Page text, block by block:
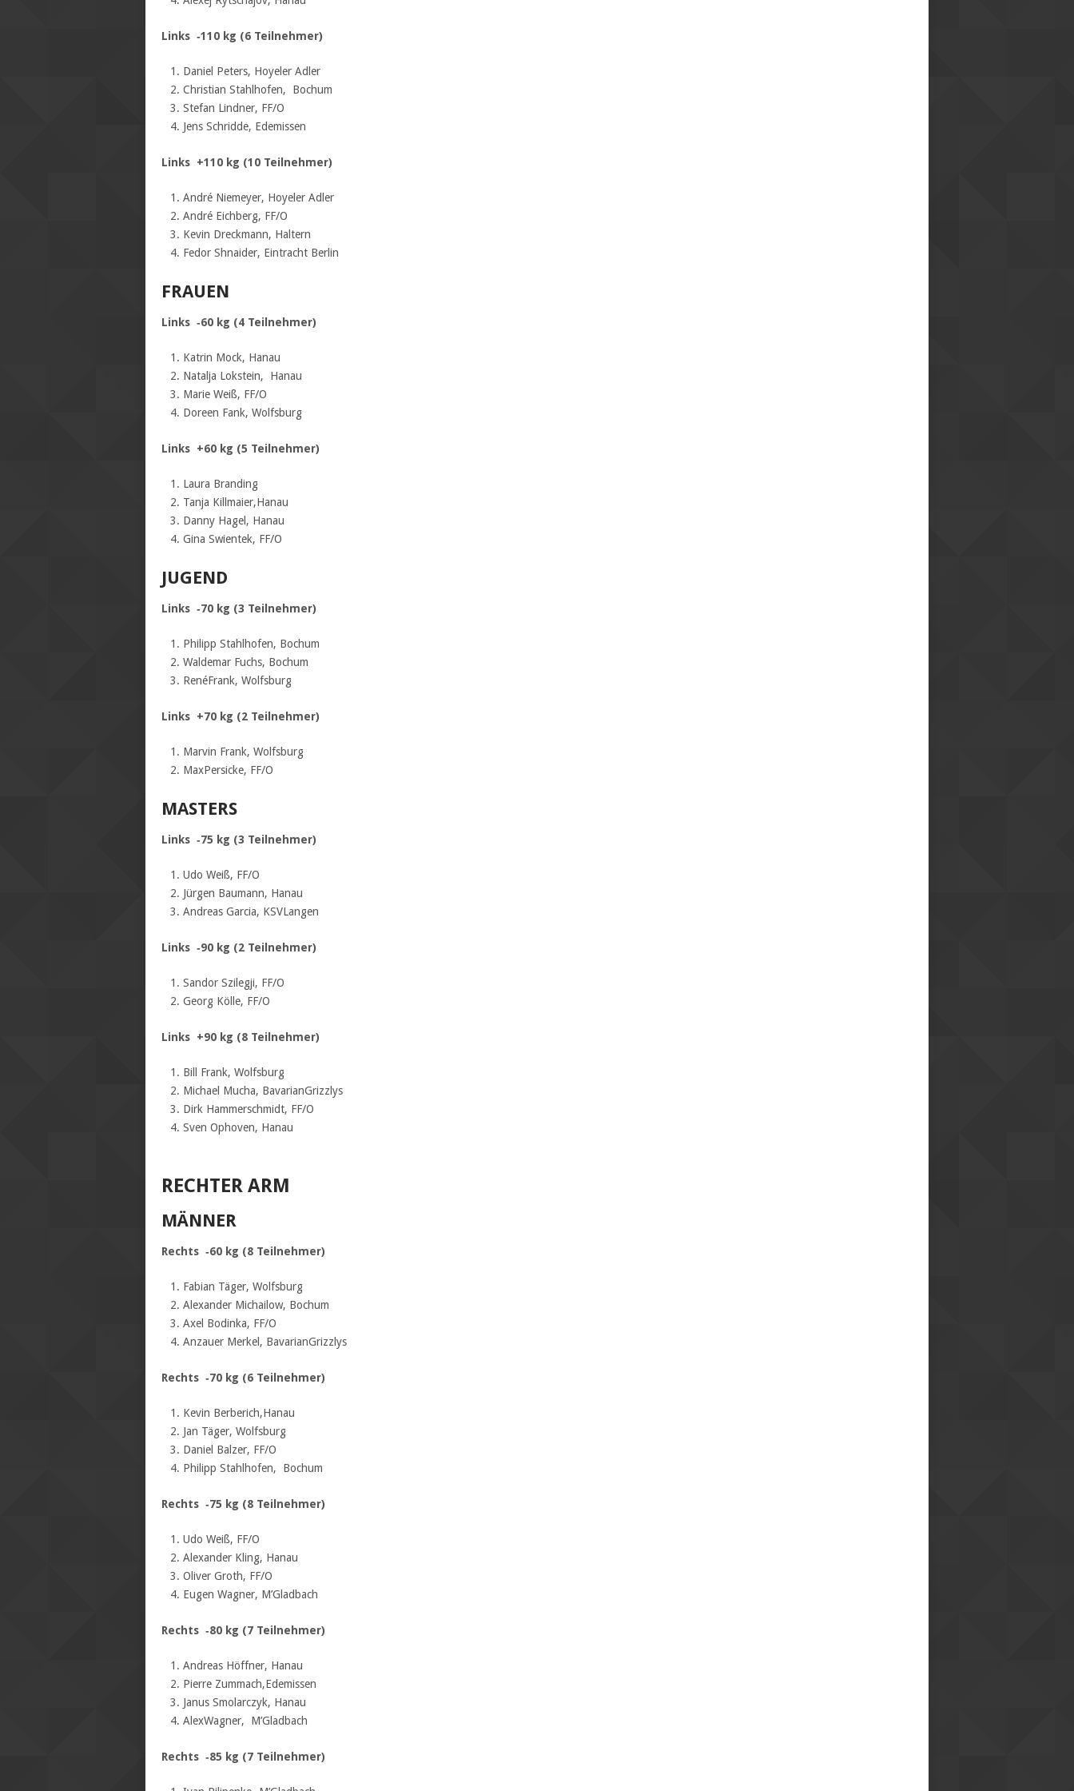
Links ‐110 kg (6 Teilnehmer)
Daniel Peters, Hoyeler Adler
Christian Stahlhofen, Bochum
Stefan Lindner, FF/O
Jens Schridde, Edemissen
Links +110 kg (10 Teilnehmer)
André Niemeyer, Hoyeler Adler
André Eichberg, FF/O
Kevin Dreckmann, Haltern
Fedor Shnaider, Eintracht Berlin
FRAUEN
Links ‐60 kg (4 Teilnehmer)
Katrin Mock, Hanau
Natalja Lokstein, Hanau
Marie Weiß, FF/O
Doreen Fank, Wolfsburg
Links +60 kg (5 Teilnehmer)
Laura Branding
Tanja Killmaier,Hanau
Danny Hagel, Hanau
Gina Swientek, FF/O
JUGEND
Links ‐70 kg (3 Teilnehmer)
Philipp Stahlhofen, Bochum
Waldemar Fuchs, Bochum
RenéFrank, Wolfsburg
Links +70 kg (2 Teilnehmer)
Marvin Frank, Wolfsburg
MaxPersicke, FF/O
MASTERS
Links ‐75 kg (3 Teilnehmer)
Udo Weiß, FF/O
Jürgen Baumann, Hanau
Andreas Garcia, KSVLangen
Links ‐90 kg (2 Teilnehmer)
Sandor Szilegji, FF/O
Georg Kölle, FF/O
Links +90 kg (8 Teilnehmer)
Bill Frank, Wolfsburg
Michael Mucha, BavarianGrizzlys
Dirk Hammerschmidt, FF/O
Sven Ophoven, Hanau
RECHTER ARM
MÄNNER
Rechts ‐60 kg (8 Teilnehmer)
Fabian Täger, Wolfsburg
Alexander Michailow, Bochum
Axel Bodinka, FF/O
Anzauer Merkel, BavarianGrizzlys
Rechts ‐70 kg (6 Teilnehmer)
Kevin Berberich,Hanau
Jan Täger, Wolfsburg
Daniel Balzer, FF/O
Philipp Stahlhofen, Bochum
Rechts ‐75 kg (8 Teilnehmer)
Udo Weiß, FF/O
Alexander Kling, Hanau
Oliver Groth, FF/O
Eugen Wagner, M’Gladbach
Rechts ‐80 kg (7 Teilnehmer)
Andreas Höffner, Hanau
Pierre Zummach,Edemissen
Janus Smolarczyk, Hanau
AlexWagner, M’Gladbach
Rechts ‐85 kg (7 Teilnehmer)